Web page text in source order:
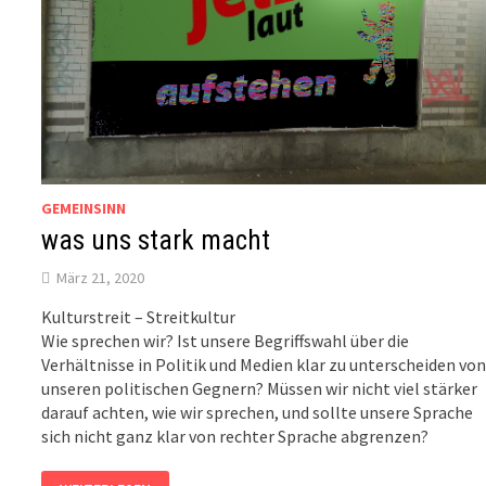
GEMEINSINN
was uns stark macht
März 21, 2020
Kulturstreit – Streitkultur
Wie sprechen wir? Ist unsere Begriffswahl über die
Verhältnisse in Politik und Medien klar zu unterscheiden von
unseren politischen Gegnern? Müssen wir nicht viel stärker
darauf achten, wie wir sprechen, und sollte unsere Sprache
sich nicht ganz klar von rechter Sprache abgrenzen?